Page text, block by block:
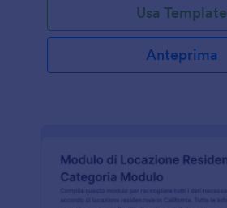
Usa Template
Anteprima